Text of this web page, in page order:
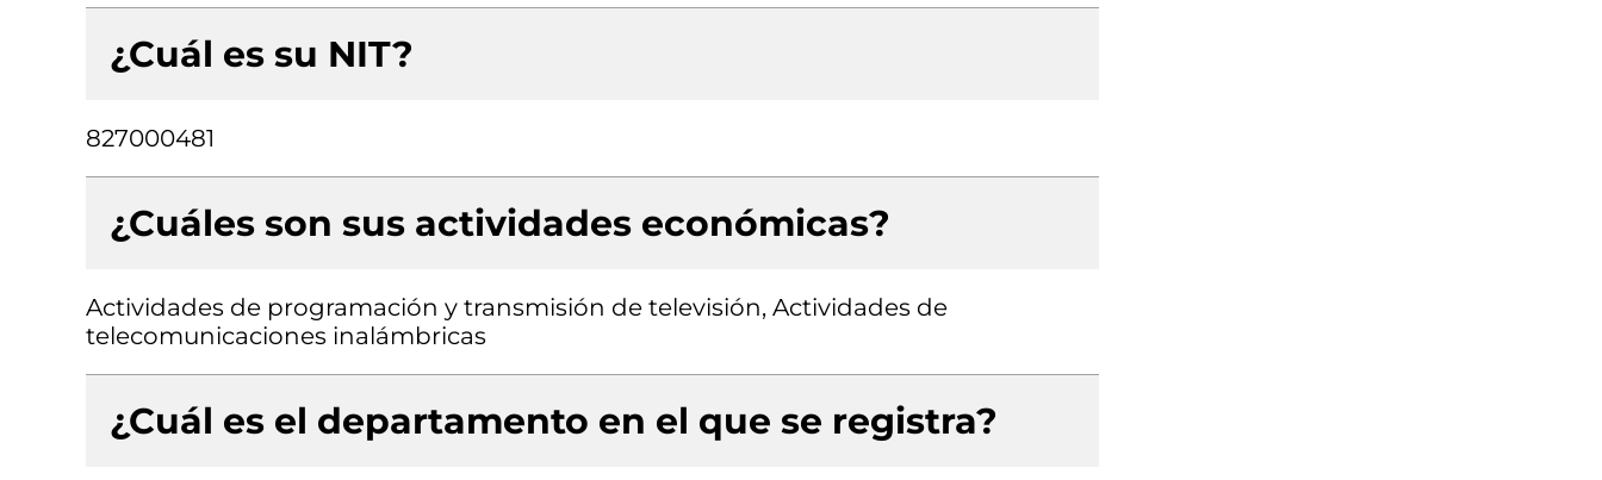
¿Cuál es su NIT?
827000481
¿Cuáles son sus actividades económicas?
Actividades de programación y transmisión de televisión, Actividades de
telecomunicaciones inalámbricas
¿Cuál es el departamento en el que se registra?